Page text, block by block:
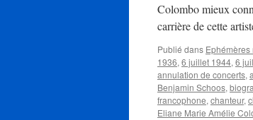
Colombo mieux
carrière de cette
Publié dans Ephémères
1936, 6 juillet 1944, 6
annulation de concerts,
Benjamin Schoos,
francophone, chanteur,
Eliane Marie Amélie